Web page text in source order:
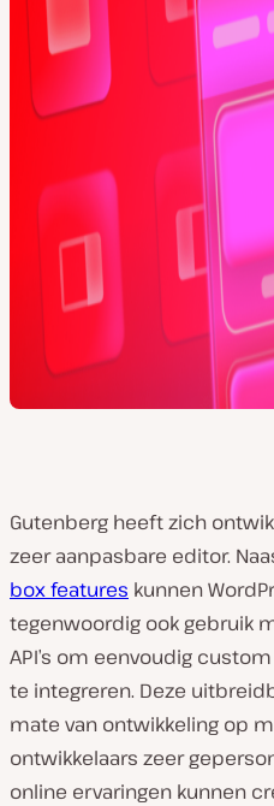
Gutenberg heeft zich
zeer aanpasbare editor.
box features kunnen
tegenwoordig ook gebruik
API’s om eenvoudig
te integreren. Deze
mate van ontwikkeling op
ontwikkelaars zeer
online ervaringen kunnen